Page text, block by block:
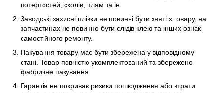
потертостей, сколів, плям та ін.
Заводські захисні плівки не повинні бути зняті з товару, на
запчастинах не повинно бути слідів клею та інших ознак
самостійного ремонту.
Пакування товару має бути збережена у відповідному
стані. Товар повністю укомплектований та збережено
фабричне пакування.
Гарантія не покриває ризики пошкодження або втрати